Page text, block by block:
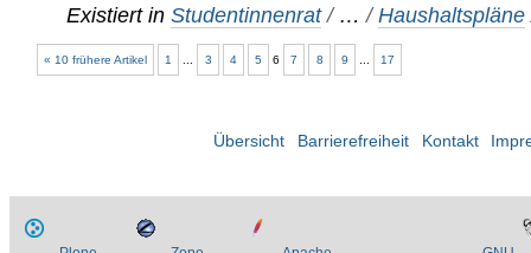
Existiert in Studentinnenrat / …/Haushaltspläne
« 10 frühere Artikel 1 3 4 5 6 7 8 9 17
Übersicht Barrierefreiheit Kontakt